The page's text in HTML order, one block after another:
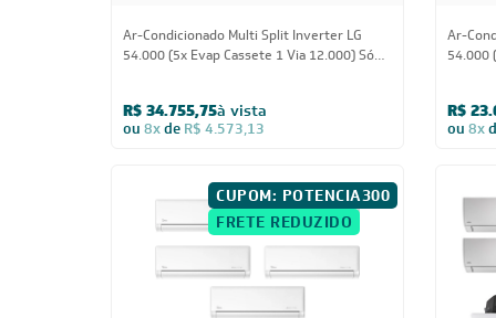
Ar-Condicionado Multi Split Inverter LG
54.000 (5x Evap Cassete 1 Via 12.000) Só
R$ 34.755,75à vista
ou 8xde R$ 4.573,13
Ar-
54.000
R$
ou 8x
CUPOM: POTENCIA300
FRETE REDUZIDO